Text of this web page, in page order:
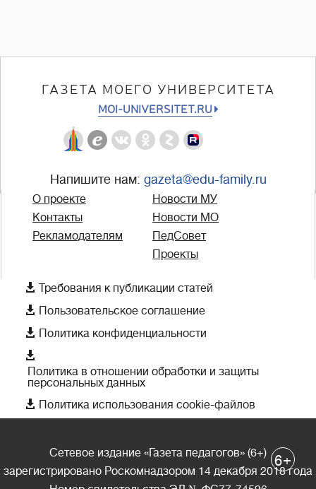
ГАЗЕТА МОЕГО УНИВЕРСИТЕТА
MOI-UNIVERSITET.RU
Напишите нам: gazeta@edu-family.ru
О проекте
Контакты
Рекламодателям
Новости МУ
Новости МО
ПедСовет
Проекты
 Требования к публикации статей
 Пользовательское соглашение
 Политика конфиденциальности

Политика в отношении обработки и защиты
персональных данных
 Политика использования cookie-файлов
Сетевое издание «Газета педагогов» (6+)
зарегистрировано Роскомнадзором 14 декабря 2018 года
6+